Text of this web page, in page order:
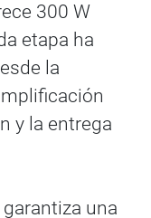
300 W
etapa ha
la
y la entrega
una